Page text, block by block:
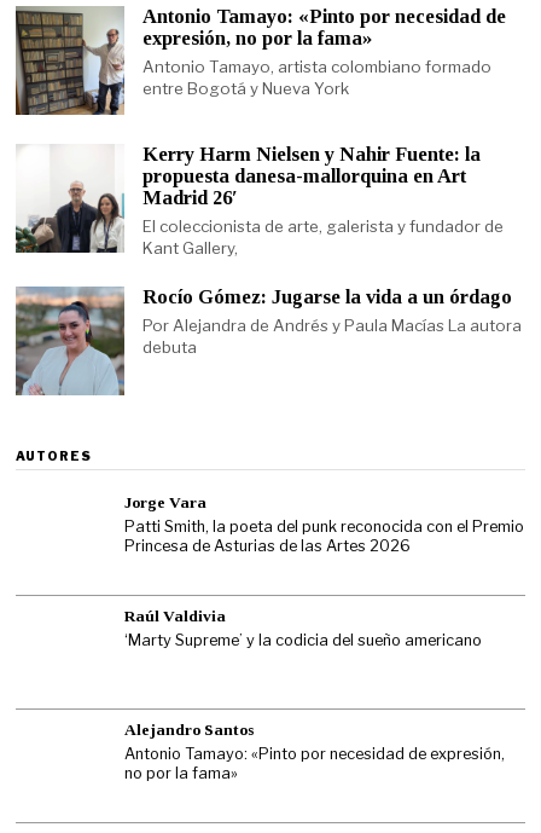
Antonio Tamayo: «Pinto por necesidad de
expresión, no por la fama»
Antonio Tamayo, artista colombiano formado
entre Bogotá y Nueva York
Kerry Harm Nielsen y Nahir Fuente: la
propuesta danesa-mallorquina en Art
Madrid 26′
El coleccionista de arte, galerista y fundador de
Kant Gallery,
Rocío Gómez: Jugarse la vida a un órdago
Por Alejandra de Andrés y Paula Macías La autora
debuta
AUTORES
Jorge Vara
Patti Smith, la poeta del punk reconocida con el Premio
Princesa de Asturias de las Artes 2026
Raúl Valdivia
‘Marty Supreme’ y la codicia del sueño americano
Alejandro Santos
Antonio Tamayo: «Pinto por necesidad de expresión,
no por la fama»